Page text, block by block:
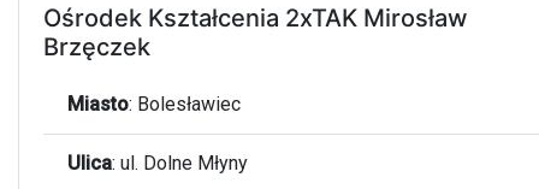
Ośrodek Kształcenia 2xTAK Mirosław
Brzęczek
Miasto: Bolesławiec
Ulica: ul. Dolne Młyny